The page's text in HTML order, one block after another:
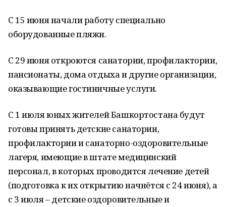
С 15 июня начали работу специально
оборудованные пляжи.
С 29 июня откроются санатории, профилактории,
пансионаты, дома отдыха и другие организации,
оказывающие гостиничные услуги.
С 1 июля юных жителей Башкортостана будут
готовы принять детские санатории,
профилактории и санаторно-оздоровительные
лагеря, имеющие в штате медицинский
персонал, в которых проводится лечение детей
(подготовка к их открытию начнётся с 24 июня), а
с 3 июля – детские оздоровительные и